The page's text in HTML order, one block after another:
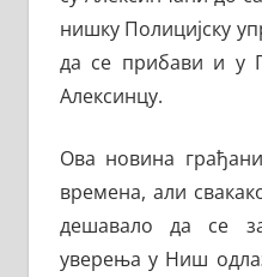
нишку Полицијску
да се прибави и у
Алексинцу.
Ова новина
времена, али
дешавало да се
уверења у Ниш